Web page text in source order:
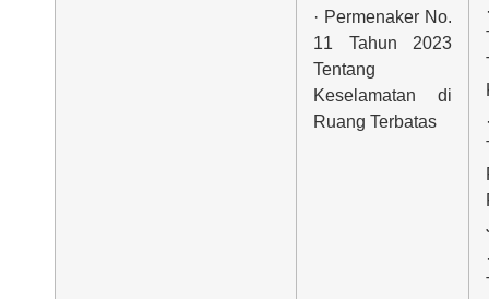
· Permenaker No.
11 Tahun 2023
Tentang
Keselamatan di
Ruang Terbatas